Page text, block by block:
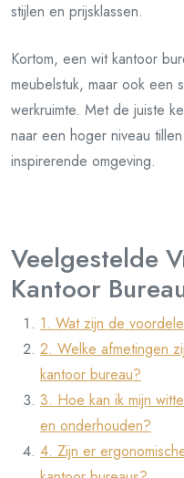
stijlen en prijsklassen.
Kortom, een wit kantoor
meubelstuk, maar ook een
werkruimte. Met de juiste
naar een hoger niveau
inspirerende omgeving.
Veelgestelde
Kantoor
1. Wat zijn de
2. Welke afmetingen
kantoor bureau?
3. Hoe kan ik mijn
en onderhouden?
4. Zijn er